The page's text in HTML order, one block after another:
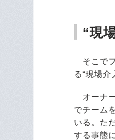
“現
そこで
る“現場介
オーナ
でチーム
いる。た
する事態